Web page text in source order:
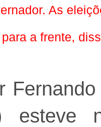
As
a frente,
esteve